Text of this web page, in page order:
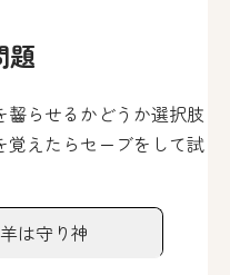
題
らせるかどうか選択肢
覚えたらセーブをして試
羊は守り神